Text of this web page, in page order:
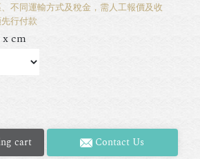
不同運輸方式及稅金，需人工報價及收
行付款
x cm
cart Contact Us